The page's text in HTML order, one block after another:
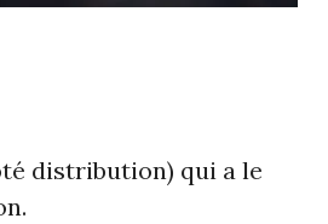
distribution) qui a le